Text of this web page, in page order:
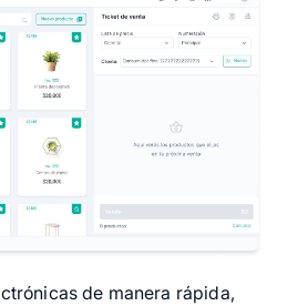
de manera rápida,